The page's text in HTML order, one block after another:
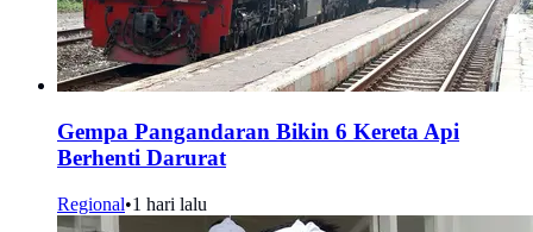
Gempa Pangandaran Bikin 6 Kereta Api
Berhenti Darurat
Regional•1 hari lalu